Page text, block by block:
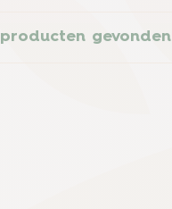
producten gevonden